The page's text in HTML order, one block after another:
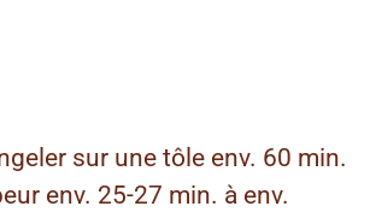
sur une tôle env. 60 min.
env. 25-27 min. à env.